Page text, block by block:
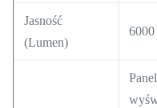
Jasność
(Lumen)
6000
Panel